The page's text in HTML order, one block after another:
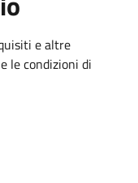
e altre
le condizioni di